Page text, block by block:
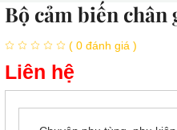
Bộ cảm biến chân
( 0 đánh giá )
Liên hệ